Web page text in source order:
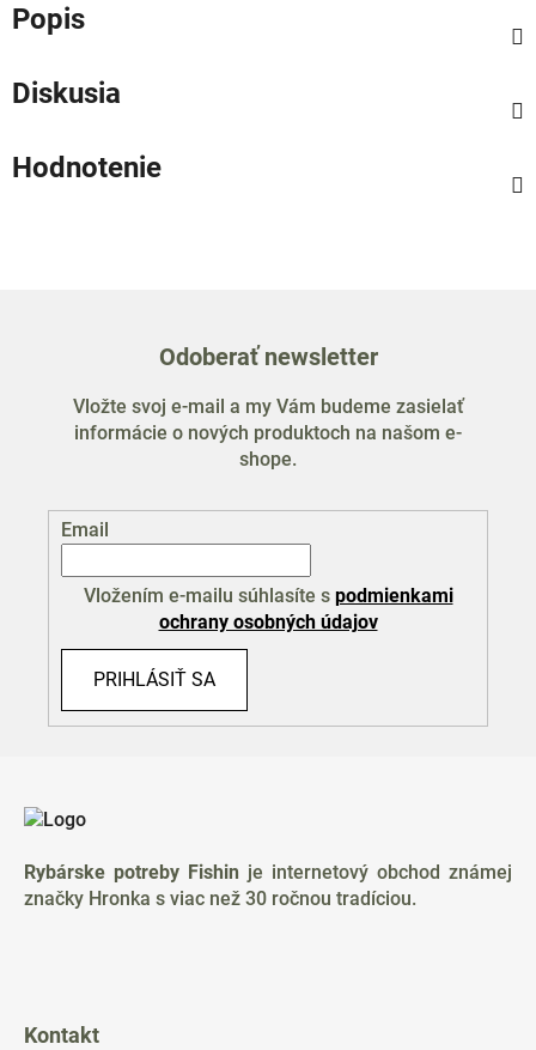
Popis
Diskusia
Hodnotenie
Odoberať newsletter
Vložte svoj e-mail a my Vám budeme zasielať
informácie o nových produktoch na našom e-
shope.
Email
Vložením e-mailu súhlasíte s podmienkami
ochrany osobných údajov
PRIHLÁSIŤ SA
Rybárske potreby Fishin je internetový obchod známej
značky Hronka s viac než 30 ročnou tradíciou.
Kontakt